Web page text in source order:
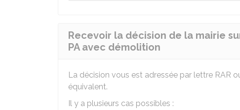
Recevoir la décision de la mairie
PA avec démolition
La décision vous est adressée par lettre RAR
équivalent.
Il y a plusieurs cas possibles :